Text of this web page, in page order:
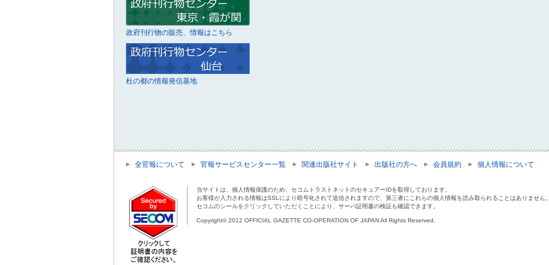
政府刊行物の販売、情報はこちら
杜の都の情報発信基地
全官報について 官報サービスセンター一覧 関連出版社サイト 出版社の方へ 会員規約 個人情報について
当サイトは、個人情報保護のため、セコムトラストネットのセキュアーIDを取得しております。
お客様が入力される情報はSSLにより暗号化されて送信されますので、第三者にこれらの個人情報を読み取られることはありません。
セコムのシールをクリックしていただくことにより、サーバ証明書の検証も確認できます。
Copyright© 2012 OFFICIAL GAZETTE CO-OPERATION OF JAPAN All Rights Reserved.